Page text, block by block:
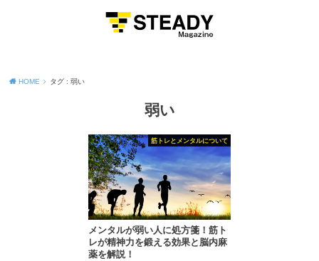
HOME タグ : 弱い
弱い
筋トレとメンタルについて
メンタルが弱い人に処方箋！筋ト
レが精神力を鍛える効果と脳内麻
薬を解説！